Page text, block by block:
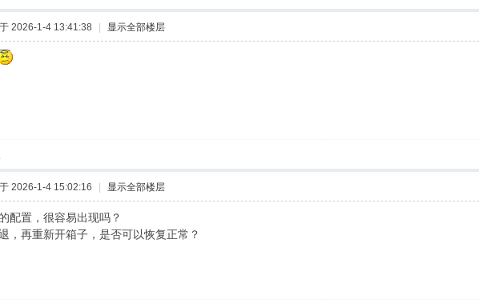
2026-1-4 13:41:38 显示全部楼层
2026-1-4 15:02:16 显示全部楼层
配置，很容易出现吗？
，再重新开箱子，是否可以恢复正常？